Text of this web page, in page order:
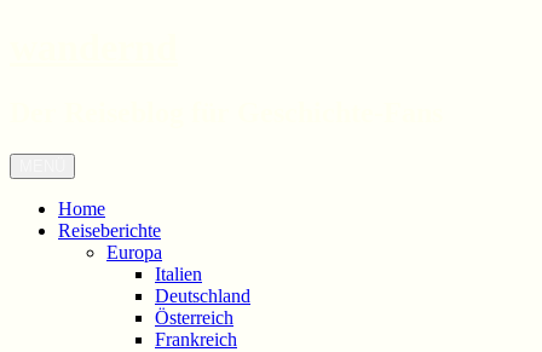
Zum
Inhalt
springen
Home
Reiseberichte
Europa
Italien
Deutschland
Österreich
Frankreich